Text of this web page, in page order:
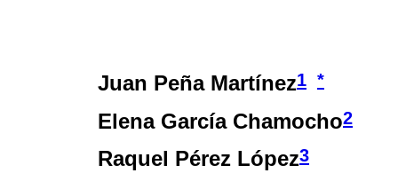
Juan Peña Martínez1 *
Elena García Chamocho2
Raquel Pérez López3